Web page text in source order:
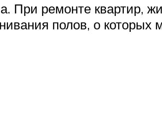
При ремонте квартир,
полов, о которых